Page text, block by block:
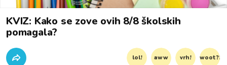
KVIZ: Kako se zove ovih 8/8 školskih
pomagala?
lol! aww vrh! woot?!